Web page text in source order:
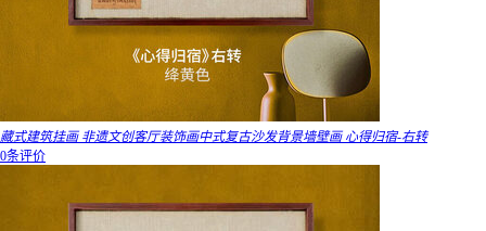
藏式建筑挂画 非遗文创客厅装饰画中式复古沙发背景墙壁画 心得归宿-右转
0条评价